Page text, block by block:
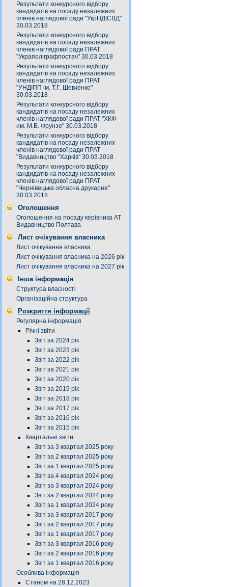
Результати конкурсного відбору
кандидатів на посаду незалежних
членів наглядової ради "УкрНДІСВД"
30.03.2018
Результати конкурсного відбору
кандидатів на посаду незалежних
членів наглядової ради ПРАТ
"Украполіграфпостач" 30.03.2018
Результати конкурсного відбору
кандидатів на посаду незалежних
членів наглядової ради ПРАТ
"УНДІПП ім. Т.Г. Шевченко"
30.03.2018
Результати конкурсного відбору
кандидатів на посаду незалежних
членів наглядової ради ПРАТ "ХКФ
им. М.В. Фрунзе" 30.03.2018
Результати конкурсного відбору
кандидатів на посаду незалежних
членів наглядової ради ПРАТ
"Видавництво "Харків" 30.03.2018
Результати конкурсного відбору
кандидатів на посаду незалежних
членів наглядової ради ПРАТ
"Чернівецька обласна друкарня"
30.03.2018
Оголошення
Оголошення на посаду керівника АТ
Видавництво Полтава
Лист очікування власника
Лист очікування власника
Лист очікування власника на 2026 рік
Лист очікування власника на 2027 рік
Інша інформація
Структура власності
Організаційна структура
Розкриття інформації
Регулярна інформація
Річні звіти
Звіт за 2024 рік
Звіт за 2023 рік
Звіт за 2022 рік
Звіт за 2021 рік
Звіт за 2020 рік
Звіт за 2019 рік
Звіт за 2018 рік
Звіт за 2017 рік
Звіт за 2016 рік
Звіт за 2015 рік
Квартальні звіти
Звіт за 3 квартал 2025 року
Звіт за 2 квартал 2025 року
Звіт за 1 квартал 2025 року
Звіт за 4 квартал 2024 року
Звіт за 3 квартал 2024 року
Звіт за 2 квартал 2024 року
Звіт за 1 квартал 2024 року
Звіт за 3 квартал 2017 року
Звіт за 2 квартал 2017 року
Звіт за 1 квартал 2017 року
Звіт за 3 квартал 2016 року
Звіт за 2 квартал 2016 року
Звіт за 1 квартал 2016 року
Особлива інформація
Станом на 28.12.2023